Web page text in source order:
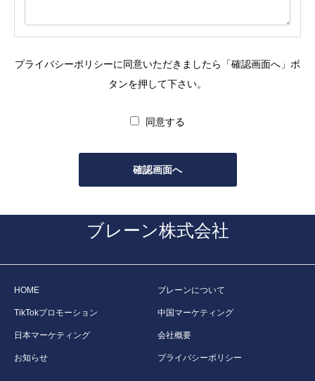
プライバシーポリシーに同意いただきましたら「確認画面へ」ボ
タンを押して下さい。
同意する
ブレーン株式会社
HOME ブレーンについて
TikTokプロモーション 中国マーケティング
日本マーケティング 会社概要
お知らせ プライバシーポリシー